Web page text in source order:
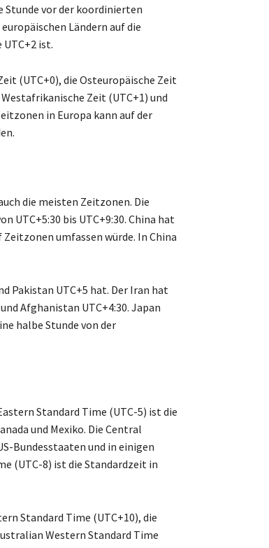
Stunde vor der koordinierten
Ländern auf die
ist.
(UTC+0), die Osteuropäische Zeit
Zeit (UTC+1) und
in Europa kann auf der
die meisten Zeitzonen. Die
UTC+5:30 bis UTC+9:30. China hat
umfassen würde. In China
Pakistan UTC+5 hat. Der Iran hat
Afghanistan UTC+4:30. Japan
halbe Stunde von der
Standard Time (UTC-5) ist die
und Mexiko. Die Central
Bundesstaaten und in einigen
(UTC-8) ist die Standardzeit in
Standard Time (UTC+10), die
Western Standard Time